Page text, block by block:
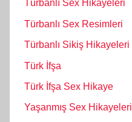
Türbanlı Sex Hikayeleri
Türbanlı Sex Resimleri
Türbanlı Sikiş Hikayeleri
Türk İfşa
Türk İfşa Sex Hikaye
Yaşanmış Sex Hikayeleri